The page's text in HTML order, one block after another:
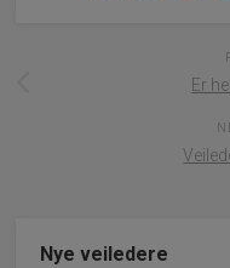
Er
Nye veiledere